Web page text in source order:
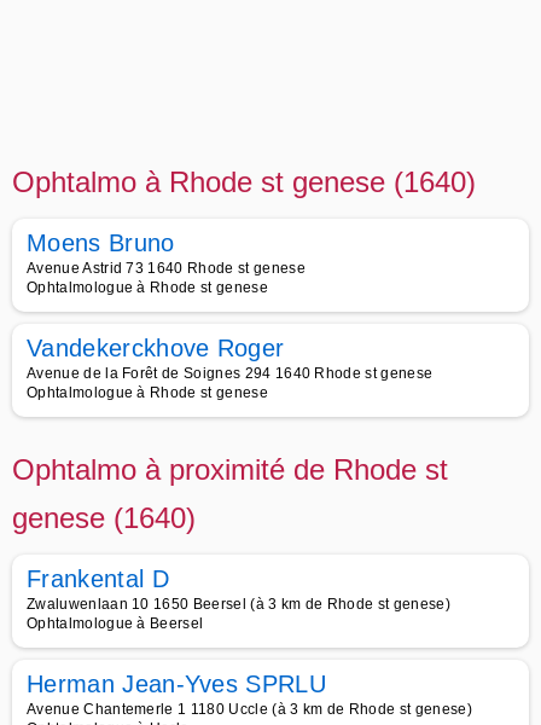
Ophtalmo à Rhode st genese (1640)
Moens Bruno
Avenue Astrid 73 1640 Rhode st genese
Ophtalmologue à Rhode st genese
Vandekerckhove Roger
Avenue de la Forêt de Soignes 294 1640 Rhode st genese
Ophtalmologue à Rhode st genese
Ophtalmo à proximité de Rhode st
genese (1640)
Frankental D
Zwaluwenlaan 10 1650 Beersel (à 3 km de Rhode st genese)
Ophtalmologue à Beersel
Herman Jean-Yves SPRLU
Avenue Chantemerle 1 1180 Uccle (à 3 km de Rhode st genese)